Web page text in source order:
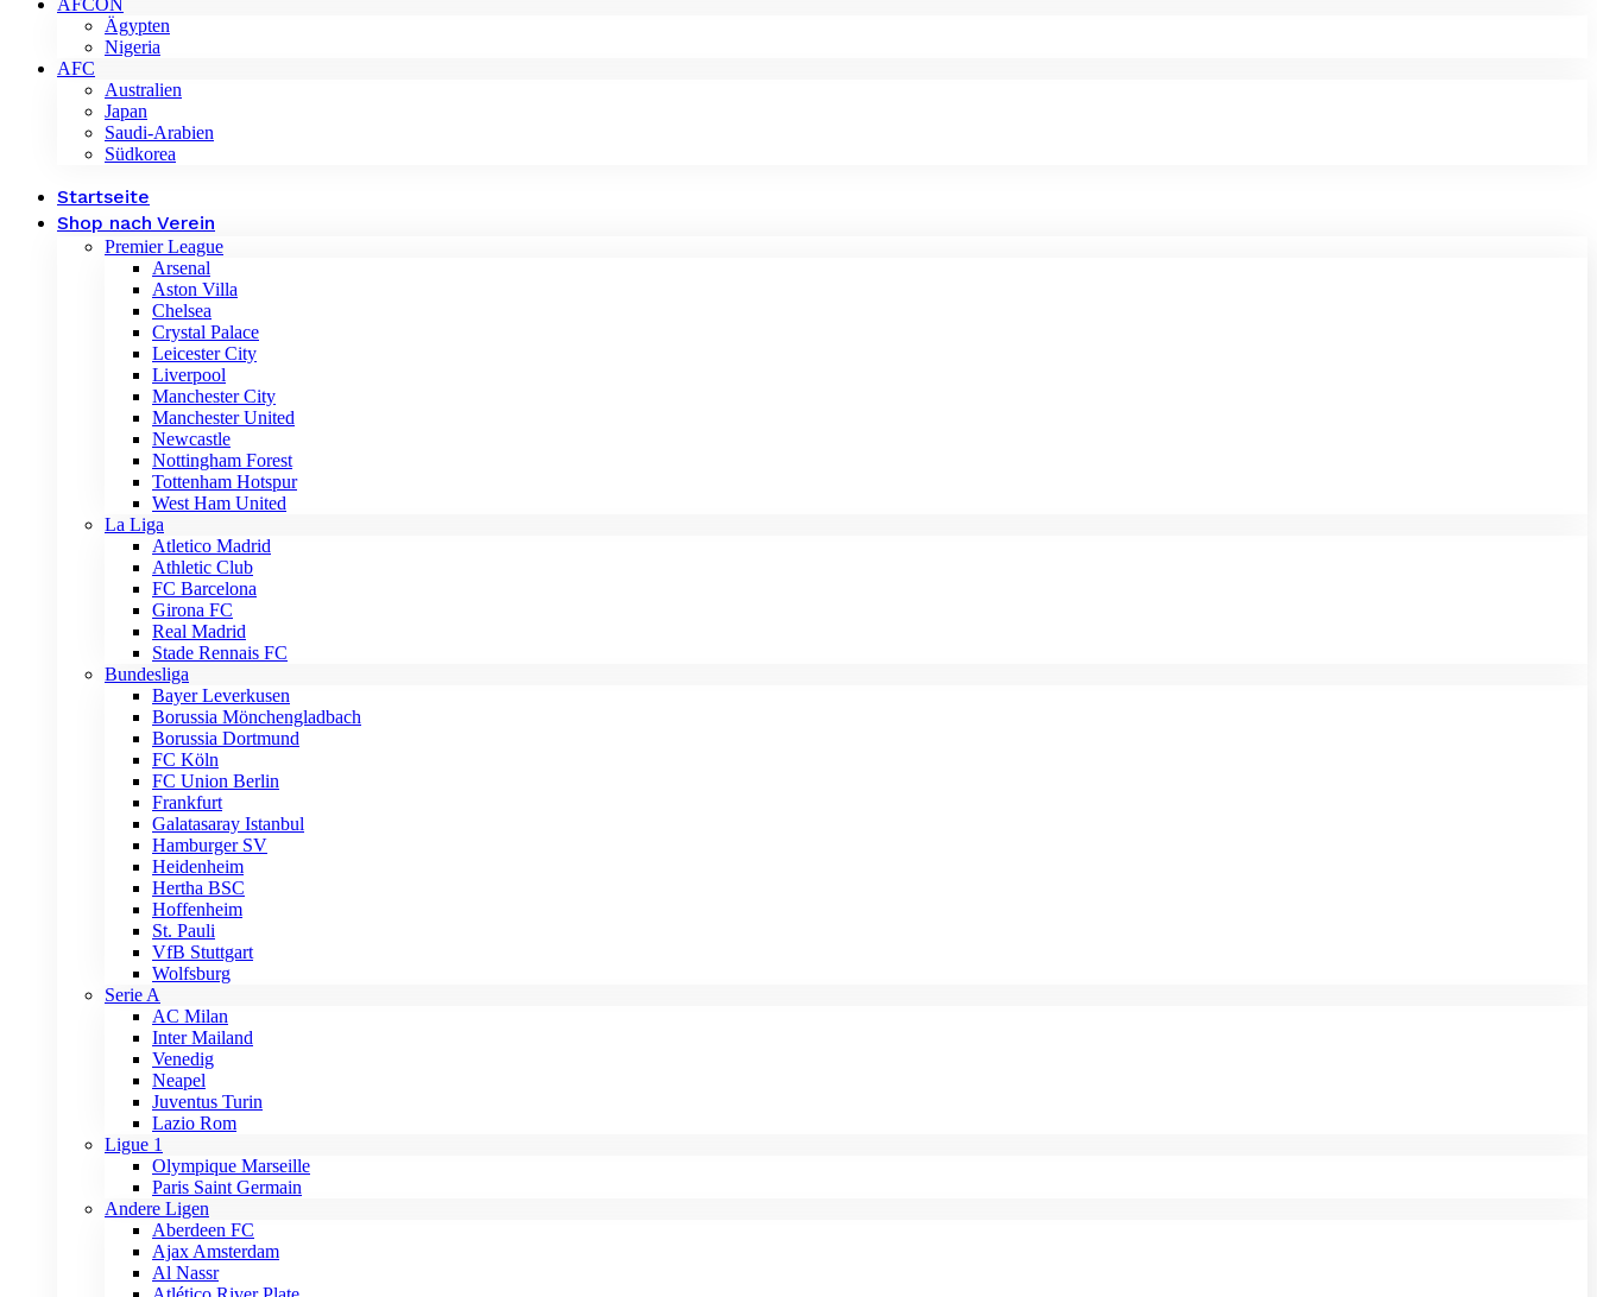
AFCON
Ägypten
Nigeria
AFC
Australien
Japan
Saudi-Arabien
Südkorea
Startseite
Shop nach Verein
Premier League
Arsenal
Aston Villa
Chelsea
Crystal Palace
Leicester City
Liverpool
Manchester City
Manchester United
Newcastle
Nottingham Forest
Tottenham Hotspur
West Ham United
La Liga
Atletico Madrid
Athletic Club
FC Barcelona
Girona FC
Real Madrid
Stade Rennais FC
Bundesliga
Bayer Leverkusen
Borussia Mönchengladbach
Borussia Dortmund
FC Köln
FC Union Berlin
Frankfurt
Galatasaray Istanbul
Hamburger SV
Heidenheim
Hertha BSC
Hoffenheim
St. Pauli
VfB Stuttgart
Wolfsburg
Serie A
AC Milan
Inter Mailand
Venedig
Neapel
Juventus Turin
Lazio Rom
Ligue 1
Olympique Marseille
Paris Saint Germain
Andere Ligen
Aberdeen FC
Ajax Amsterdam
Al Nassr